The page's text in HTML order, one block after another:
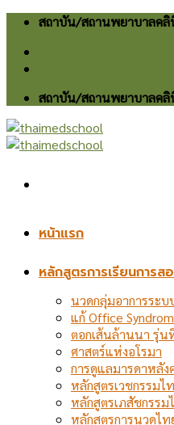
Skip
content
สถาบัน/สถานพยาบาลค
สถาบัน/สถานพยาบาลค
หน้าแรก
หลักสูตรการเรียนการส
นวดกลุ่มอาการระ
แก้ Office
ตอกเส้นล้านนา รุ่น
ศาสตร์แห่งอโรมา
การดูแลมารดาหลัง
หลักสูตรเวชกรรมไ
หลักสูตรเภสัชกรรม
หลักสูตรการนวดไท